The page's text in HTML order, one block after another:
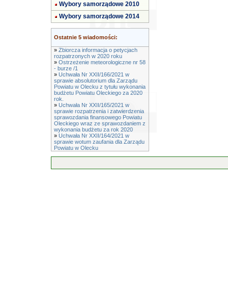
Wybory samorządowe 2010
Wybory samorządowe 2014
Ostatnie 5 wiadomości:
» Zbiorcza informacja o petycjach
rozpatrzonych w 2020 roku
» Ostrzeżenie meteorologiczne nr 58
- burze /1
» Uchwała Nr XXII/166/2021 w
sprawie absolutorium dla Zarządu
Powiatu w Olecku z tytułu wykonania
budżetu Powiatu Oleckiego za 2020
rok.
» Uchwała Nr XXII/165/2021 w
sprawie rozpatrzenia i zatwierdzenia
sprawozdania finansowego Powiatu
Oleckiego wraz ze sprawozdaniem z
wykonania budżetu za rok 2020
» Uchwała Nr XXII/164/2021 w
sprawie wotum zaufania dla Zarządu
Powiatu w Olecku